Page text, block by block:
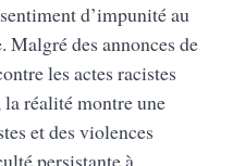
d’impunité au
des annonces de
les actes racistes
réalité montre une
et des violences